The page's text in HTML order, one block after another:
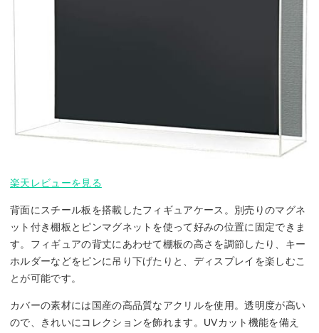
楽天レビューを見る
背面にスチール板を搭載したフィギュアケース。別売りのマグネ
ット付き棚板とピンマグネットを使って好みの位置に固定できま
す。フィギュアの背丈にあわせて棚板の高さを調節したり、キー
ホルダーなどをピンに吊り下げたりと、ディスプレイを楽しむこ
とが可能です。
カバーの素材には国産の高品質なアクリルを使用。透明度が高い
ので、きれいにコレクションを飾れます。UVカット機能を備え